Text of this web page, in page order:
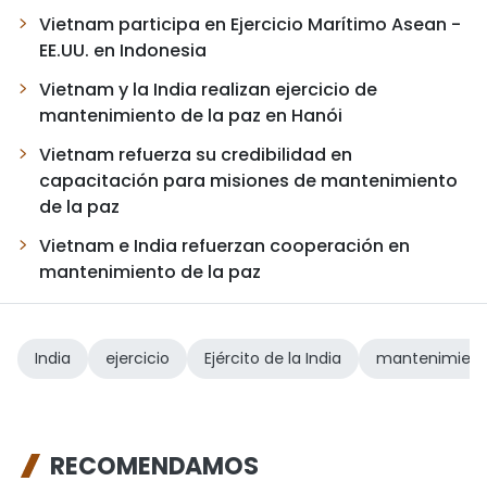
Vietnam participa en Ejercicio Marítimo Asean -
EE.UU. en Indonesia
Vietnam y la India realizan ejercicio de
mantenimiento de la paz en Hanói
Vietnam refuerza su credibilidad en
capacitación para misiones de mantenimiento
de la paz
Vietnam e India refuerzan cooperación en
mantenimiento de la paz
India ejercicio Ejército de la India
RECOMENDAMOS